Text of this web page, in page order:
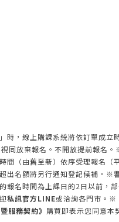
時，線上購課系統將依訂單成立
同放棄報名。不開放提前報名
間（由舊至新）依序受理報名
出名額將另行通知登記候補。※
報名時間為上課日的2日以前，
私訊官方LINE或洽詢各門市。※
服務契約》 購買即表示您同意本